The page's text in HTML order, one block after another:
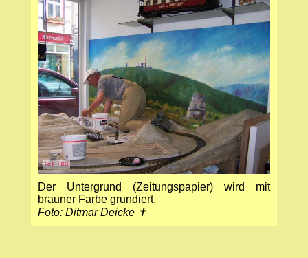
Der Untergrund (Zeitungspapier) wird mit
brauner Farbe grundiert.
Foto: Ditmar Deicke ✝